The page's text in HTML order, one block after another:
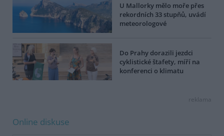
U Mallorky mělo moře přes
rekordních 33 stupňů, uvádí
meteorologové
Do Prahy dorazili jezdci
cyklistické štafety, míří na
konferenci o klimatu
reklama
Online diskuse